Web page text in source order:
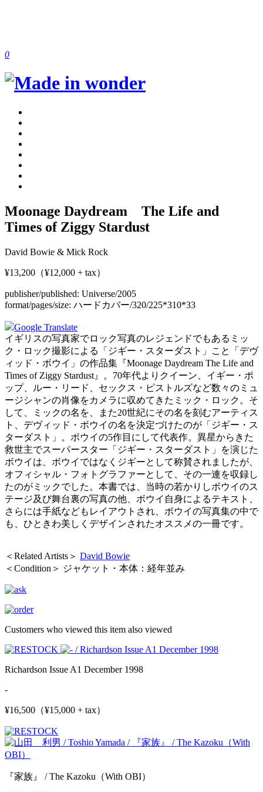
0
Moonage Daydream The Life and
Times of Ziggy Stardust
David Bowie & Mick Rock
¥13,200（¥12,000 + tax）
publisher/published: Universe/2005
format/pages/size: ハードカバー/320/225*310*33
Google Translate
イギリスの写真家でロック写真のレジェンドでもあるミッ
ク・ロック撮影による「ジギー・スターダスト」こと「デヴ
ィッド・ボウイ」の作品集『Moonage Daydream The Life and
Times of Ziggy Stardust』。70年代よりクイーン、イギー・ポ
ップ、ルー・リード、セックス・ピストルズなど数々のミュ
ージシャンの肖像をカメラに収めてきたミック・ロック。そ
して、ミックの名を、また20世紀にその名を刻むアーティス
ト、デヴィッド・ボウイの名を決定づけたのが「ジギー・ス
ターダスト」。ボウイの5作目にして代表作。異星からきた
救世主でスーパースター「ジギー・スターダスト」を演じた
ボウイは、ボウイではなくジギーとして称賛されましたが、
オフィシャル・フォトグラファーとして、その一連を収録し
たのがミックでした。本書では、当時の若かりしボウイのス
テージ及び舞台裏の写真の他、ボウイ自身によるテキスト、
さらには手紙などもレイアウトされ、ボウイの写真集の中で
も、ひときわ美しくデザインされたオススメの一冊です。
＜Related Artists＞ David Bowie
＜Condition＞ ジャケット・本体：経年並み
Customers who viewed this item also viewed
Richardson Issue A1 December 1998
-
¥16,500（¥15,000 + tax）
『家族』 / The Kazoku（With OBI）